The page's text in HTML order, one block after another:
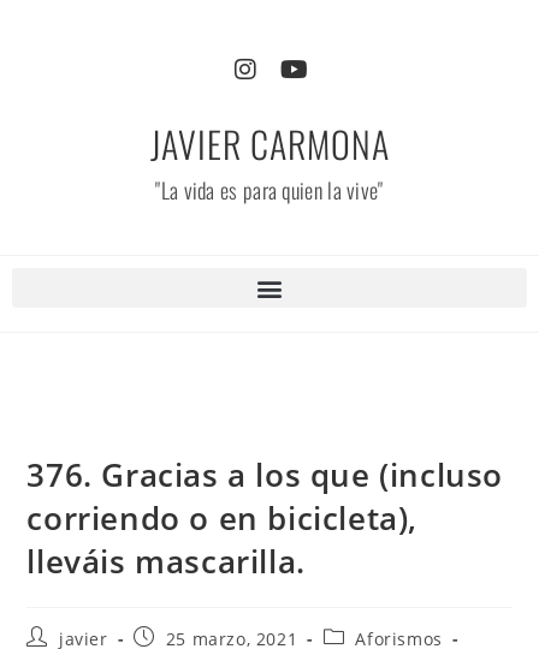
JAVIER CARMONA
"La vida es para quien la vive"
376. Gracias a los que (incluso
corriendo o en bicicleta),
lleváis mascarilla.
javier 25 marzo, 2021
Aforismos